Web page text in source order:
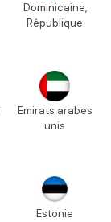
Dominicaine,
République
Emirats arabes
unis
Estonie